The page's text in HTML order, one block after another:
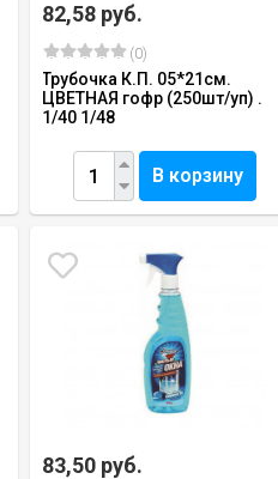
82,58 руб.
(0)
Трубочка К.П. 05*21см.
ЦВЕТНАЯ гофр (250шт/уп) .
1/40 1/48
В корзину
83,50 руб.